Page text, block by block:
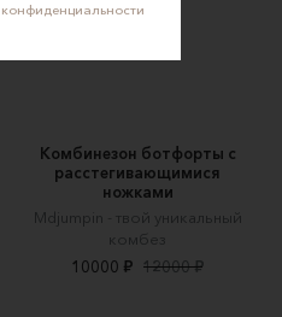
Комбинезон ботфорты с
расстегивающимися
ножками
Mdjumpin - твой уникальный
комбез
10000 ₽ 12000 ₽